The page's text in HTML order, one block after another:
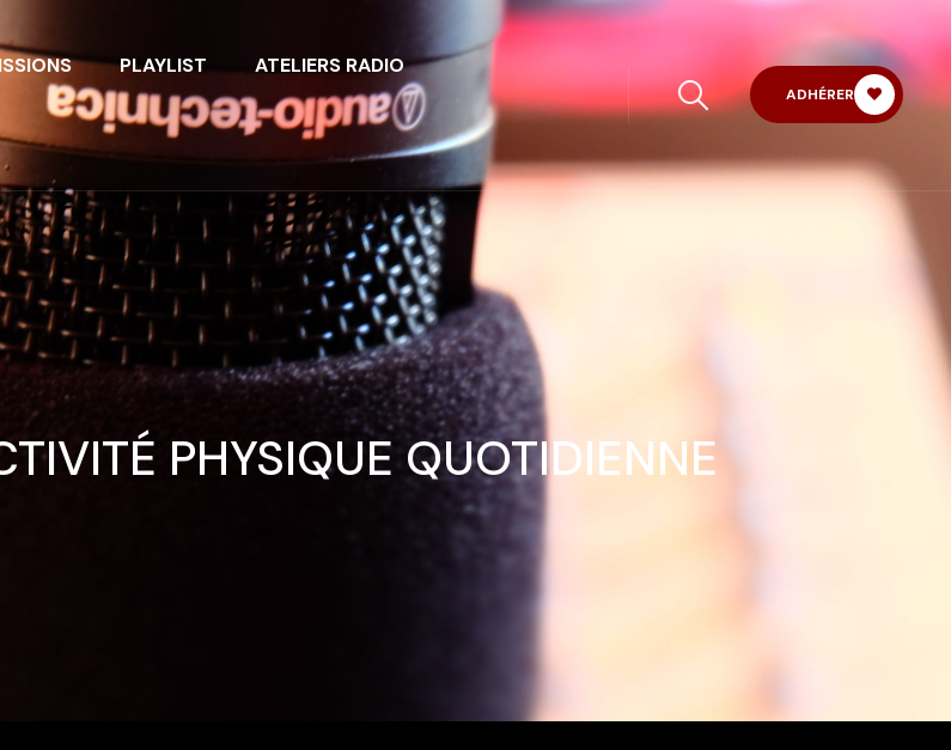
PLAYLIST ATELIERS RADIO
ADHÉRER
PHYSIQUE QUOTIDIENNE